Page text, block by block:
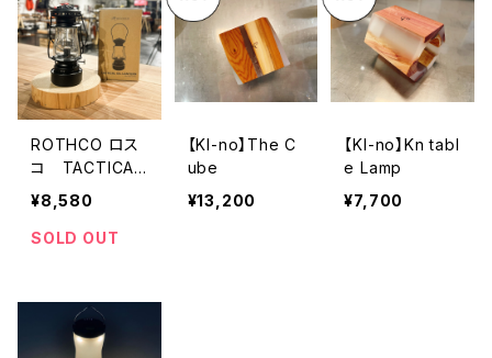
ROTHCO ロス
コ TACTICAL
OIL LANTERN
¥8,580
SOLD OUT
【KI-no】The C
ube
¥13,200
【KI-no】Kn tabl
e Lamp
¥7,700